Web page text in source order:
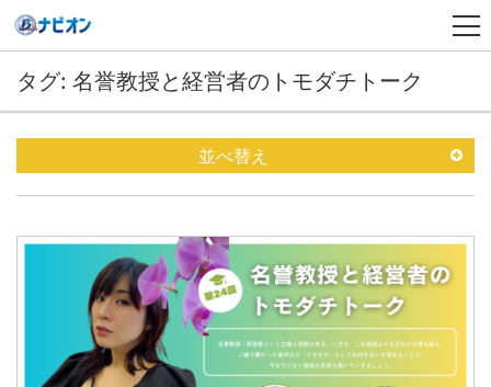
タグ: 名誉教授と経営者のトモダチトーク
並べ替え